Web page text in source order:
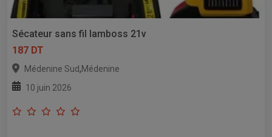
Sécateur sans fil lamboss 21v
187 DT
Médenine Sud,Médenine
10 juin 2026